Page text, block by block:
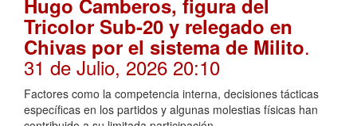
Hugo Camberos, figura del
Tricolor Sub-20 y relegado en
Chivas por el sistema de Milito.
31 de Julio, 2026 20:10
Factores como la competencia interna, decisiones tácticas
específicas en los partidos y algunas molestias físicas han